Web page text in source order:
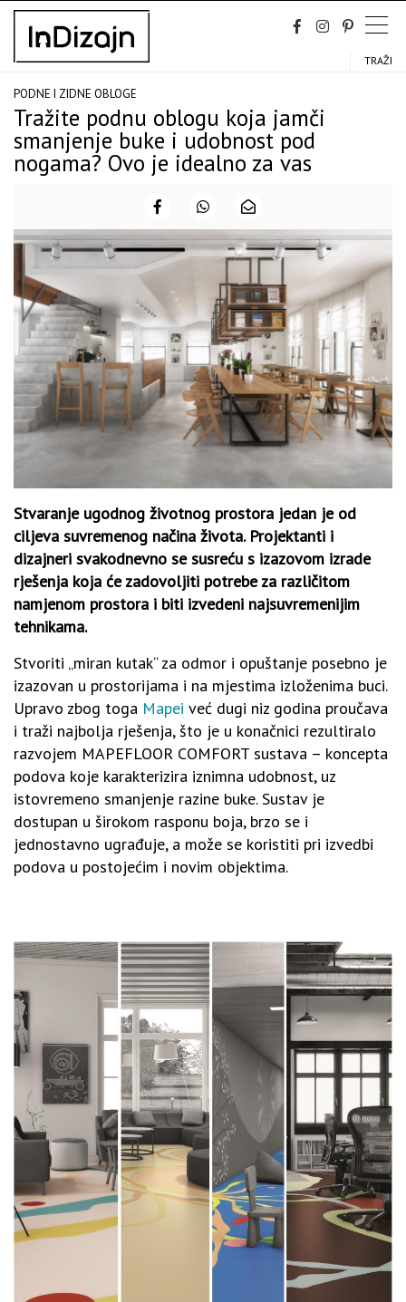
Skip
content
TRAŽI
PODNE I ZIDNE OBLOGE
Tražite podnu oblogu koja jamči
smanjenje buke i udobnost pod
nogama? Ovo je idealno za vas
Stvaranje ugodnog životnog prostora jedan je od
ciljeva suvremenog načina života. Projektanti i
dizajneri svakodnevno se susreću s izazovom izrade
rješenja koja će zadovoljiti potrebe za različitom
namjenom prostora i biti izvedeni najsuvremenijim
tehnikama.
Stvoriti „miran kutak“ za odmor i opuštanje posebno je
izazovan u prostorijama i na mjestima izloženima buci.
Upravo zbog toga Mapei već dugi niz godina proučava
i traži najbolja rješenja, što je u konačnici rezultiralo
razvojem MAPEFLOOR COMFORT sustava – koncepta
podova koje karakterizira iznimna udobnost, uz
istovremeno smanjenje razine buke. Sustav je
dostupan u širokom rasponu boja, brzo se i
jednostavno ugrađuje, a može se koristiti pri izvedbi
podova u postojećim i novim objektima.